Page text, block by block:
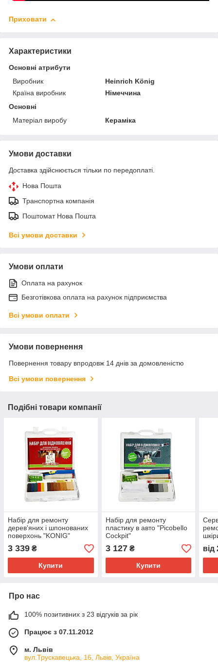
Приховати
Характеристики
Основні атрибути
Виробник
Heinrich König
Країна виробник
Німеччина
Основні
Матеріал виробу
Кераміка
Умови доставки
Доставка здійснюється тільки по передоплаті.
Нова Пошта
Транспортна компанія
Поштомат Нова Пошта
Всі умови доставки
Умови оплати
Оплата на рахунок
Безготівкова оплата на рахунок підприємства
Всі умови оплати
Умови повернення
Повернення товару впродовж 14 днів за домовленістю
Всі умови повернення
Подібні товари компанії
Набір для ремонту
дерев'яних і шпонованих
поверхонь "KONIG"
3 339 ₴
Купити
Набір для ремонту
пластику в авто "Picobello
Cockpit"
3 127₴
Купити
від
Про нас
100% позитивних з 23 відгуків за рік
Працює з 07.11.2012
м. Львів
вул.Трускавецька, 16, Львів, Україна